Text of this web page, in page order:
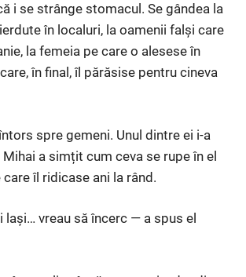
i se strânge stomacul. Se gândea la
în localuri, la oamenii falși care
la femeia pe care o alesese în
în final, îl părăsise pentru cineva
spre gemeni. Unul dintre ei i-a
a simțit cum ceva se rupe în el
îl ridicase ani la rând.
lași… vreau să încerc — a spus el